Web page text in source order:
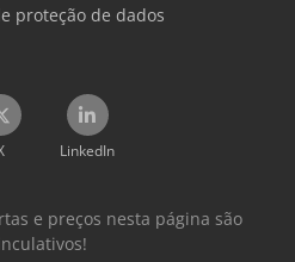
proteção de dados
LinkedIn
e preços nesta página são